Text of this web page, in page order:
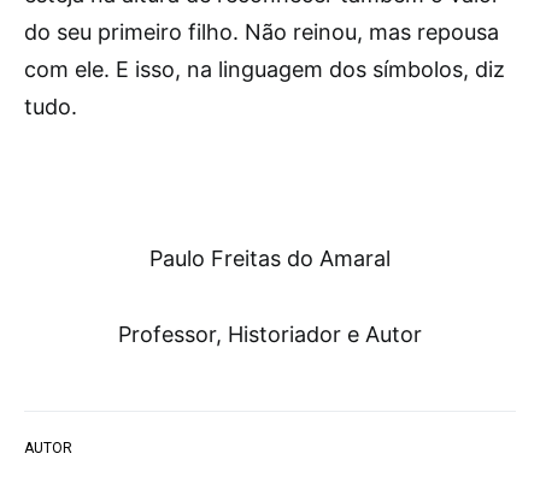
AUTOR
do seu primeiro filho. Não reinou, mas repousa
com ele. E isso, na linguagem dos símbolos, diz
tudo.
Paulo Freitas do Amaral
Professor, Historiador e Autor